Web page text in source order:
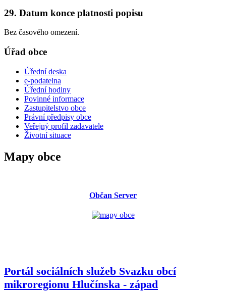
29. Datum konce platnosti popisu
Bez časového omezení.
Úřad obce
Úřední deska
e-podatelna
Úřední hodiny
Povinné informace
Zastupitelstvo obce
Právní předpisy obce
Veřejný profil zadavatele
Životní situace
Mapy obce
Občan Server
Portál sociálních služeb Svazku obcí
mikroregionu Hlučínska - západ